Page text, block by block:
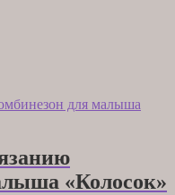
«Колосок»